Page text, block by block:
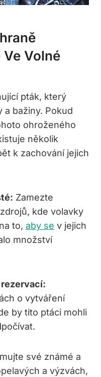
​ve Volné‍
pták, ⁣který
a bažiny. Pokud
ohroženého
‌několik
k ⁣zachování jejich
Zamezte
kde volavky
to, aby se v ⁤jejich
množství​
o vytváření
by tito ​ptáci mohli
své známé a
a výzvách,